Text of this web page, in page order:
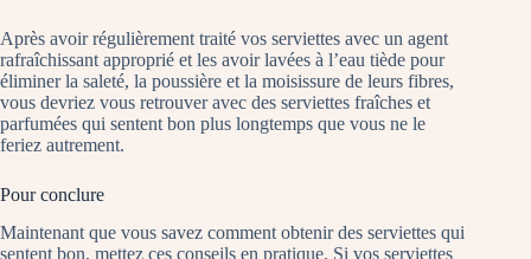
Après avoir régulièrement traité vos serviettes avec un agent
rafraîchissant approprié et les avoir lavées à l’eau tiède pour
éliminer la saleté, la poussière et la moisissure de leurs fibres,
vous devriez vous retrouver avec des serviettes fraîches et
parfumées qui sentent bon plus longtemps que vous ne le
feriez autrement.
Pour conclure
Maintenant que vous savez comment obtenir des serviettes qui
sentent bon, mettez ces conseils en pratique. Si vos serviettes